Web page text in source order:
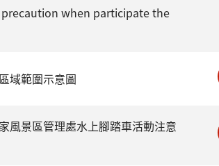
precaution when participate the
域範圍示意圖
風景區管理處水上腳踏車活動注意